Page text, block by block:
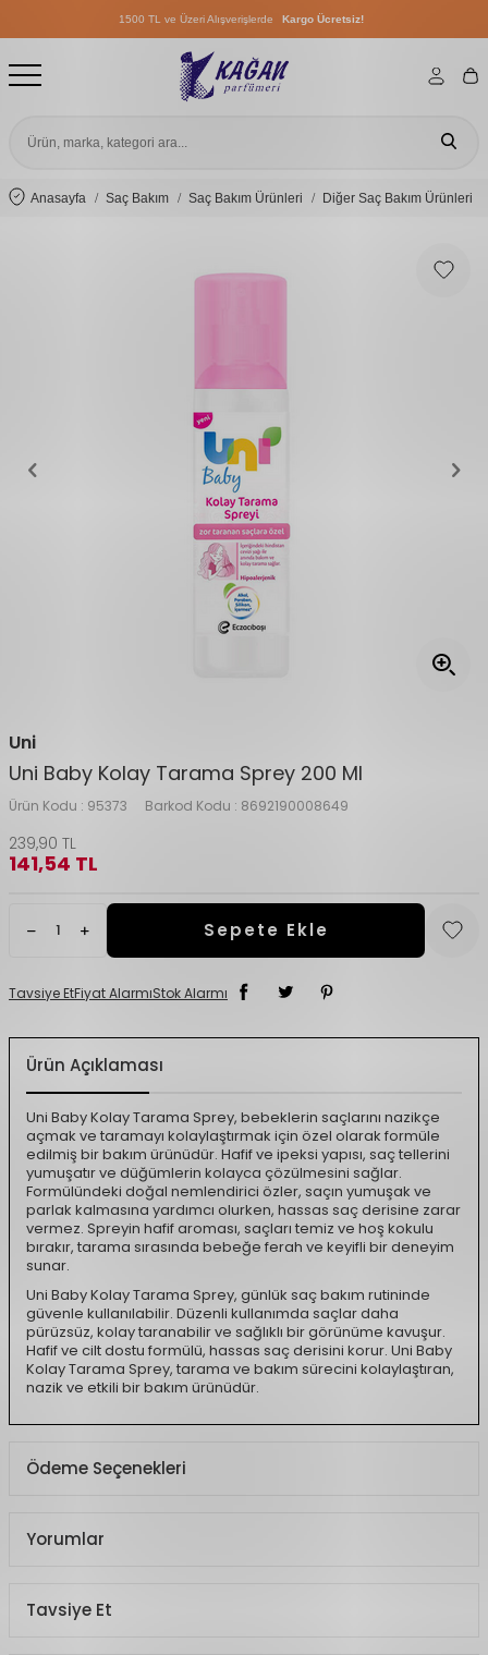
1500 TL ve Üzeri Alışverişlerde Kargo Ücretsiz!
1500 TL ve Üzeri Alışverişlerde
1500 TL ve Üzeri Alışverişlerde
Anasayfa Saç Bakım Saç Bakım Ürünleri Diğer Saç Bakım Ürünleri
Uni
Uni Baby Kolay Tarama Sprey 200 Ml
Ürün Kodu : 95373 Barkod Kodu : 8692190008649
239,90 TL
141,54 TL
Sepete Ekle
Tavsiye EtFiyat AlarmıStok Alarmı
Ürün Açıklaması
Uni Baby Kolay Tarama Sprey, bebeklerin saçlarını nazikçe
açmak ve taramayı kolaylaştırmak için özel olarak formüle
edilmiş bir bakım ürünüdür. Hafif ve ipeksi yapısı, saç tellerini
yumuşatır ve düğümlerin kolayca çözülmesini sağlar.
Formülündeki doğal nemlendirici özler, saçın yumuşak ve
parlak kalmasına yardımcı olurken, hassas saç derisine zarar
vermez. Spreyin hafif aroması, saçları temiz ve hoş kokulu
bırakır, tarama sırasında bebeğe ferah ve keyifli bir deneyim
sunar.
Uni Baby Kolay Tarama Sprey, günlük saç bakım rutininde
güvenle kullanılabilir. Düzenli kullanımda saçlar daha
pürüzsüz, kolay taranabilir ve sağlıklı bir görünüme kavuşur.
Hafif ve cilt dostu formülü, hassas saç derisini korur. Uni Baby
Kolay Tarama Sprey, tarama ve bakım sürecini kolaylaştıran,
nazik ve etkili bir bakım ürünüdür.
Ödeme Seçenekleri
Yorumlar
Tavsiye Et